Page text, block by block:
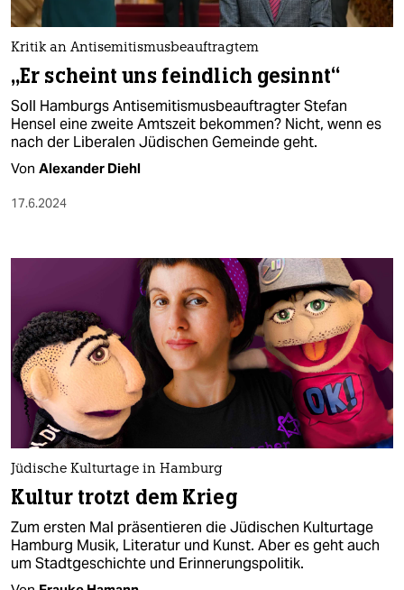
Kritik an Antisemitismusbeauftragtem
„Er scheint uns feindlich gesinnt“
Soll Hamburgs Antisemitismusbeauftragter Stefan
Hensel eine zweite Amtszeit bekommen? Nicht, wenn es
nach der Liberalen Jüdischen Gemeinde geht.
Von Alexander Diehl
17.6.2024
Jüdische Kulturtage in Hamburg
Kultur trotzt dem Krieg
Zum ersten Mal präsentieren die Jüdischen Kulturtage
Hamburg Musik, Literatur und Kunst. Aber es geht auch
um Stadtgeschichte und Erinnerungspolitik.